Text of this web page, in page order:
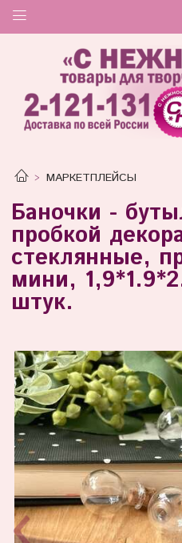
МАРКЕТПЛЕЙСЫ
Баночки -
пробкой
стеклянные,
мини,
штук.